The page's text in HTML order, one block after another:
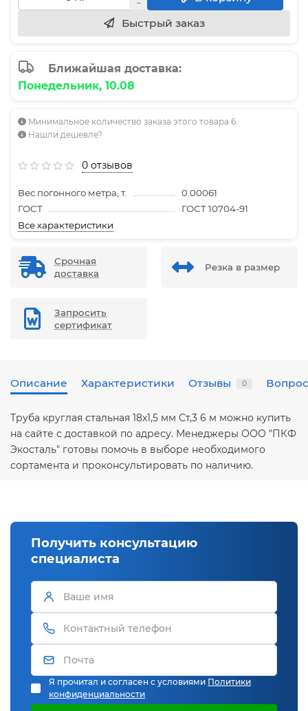
Быстрый заказ
Ближайшая доставка:
Понедельник, 10.08
Минимальное количество заказа этого товара 6
Нашли дешевле?
0 отзывов
Вес погонного метра, т.
0.00061
ГОСТ
ГОСТ 10704-91
Все характеристики
Срочная
доставка
Резка в размер
Запросить
сертификат
Описание Характеристики Отзывы 0
Труба круглая стальная 18х1,5 мм Ст,3 6 м можно купить
на сайте с доставкой по адресу. Менеджеры ООО "ПКФ
Экосталь" готовы помочь в выборе необходимого
сортамента и проконсультировать по наличию.
Получить консультацию
специалиста
Я прочитал и согласен с условиями Политики
конфиденциальности